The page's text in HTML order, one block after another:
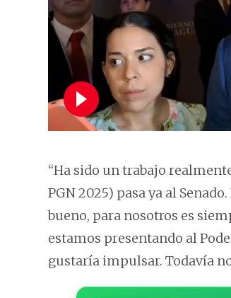
“Ha sido un trabajo
PGN 2025) pasa ya al
bueno, para nosotros es
estamos presentando al
gustaría impulsar. Todavía